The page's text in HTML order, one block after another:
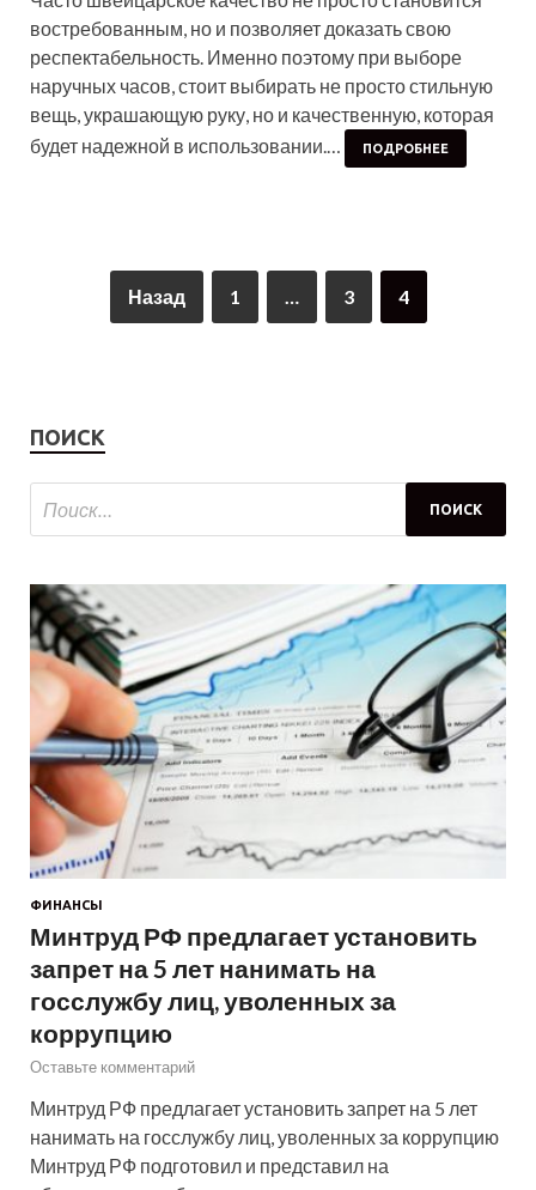
востребованным, но и позволяет доказать свою
респектабельность. Именно поэтому при выборе
наручных часов, стоит выбирать не просто стильную
вещь, украшающую руку, но и качественную, которая
будет надежной в использовании.…
ПОДРОБНЕЕ
Назад 1 … 3 4
ПОИСК
ФИНАНСЫ
Минтруд РФ предлагает установить
запрет на 5 лет нанимать на
госслужбу лиц, уволенных за
коррупцию
Оставьте комментарий
Минтруд РФ предлагает установить запрет на 5 лет
нанимать на госслужбу лиц, уволенных за коррупцию
Минтруд РФ подготовил и представил на